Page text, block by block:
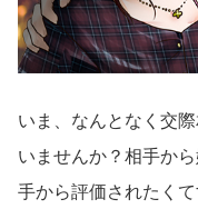
いま、なんとなく交
いませんか？相手か
手から評価されたく